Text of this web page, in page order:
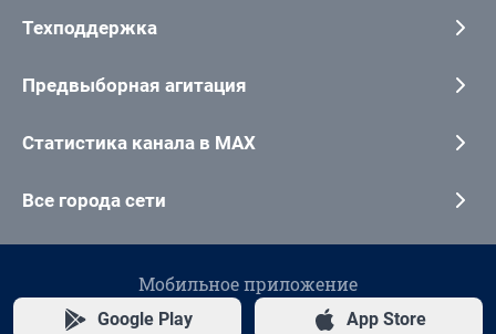
Техподдержка
Предвыборная агитация
Статистика канала в MAX
Все города сети
Мобильное приложение
Google Play App Store